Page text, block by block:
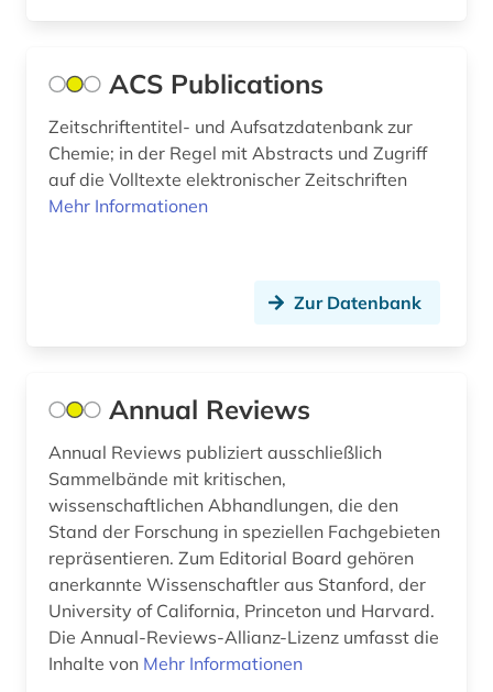
kongressbericht (1)
laser (1)
maschinenbau (3)
mathematik (1)
medizin (1)
medizintechnik (1)
mobilität (1)
mobilitätsforschung (1)
ACS Publications
Zeitschriftentitel- und Aufsatzdatenbank zur
Chemie; in der Regel mit Abstracts und Zugriff
auf die Volltexte elektronischer Zeitschriften
Mehr Informationen
Zur Datenbank
Annual Reviews
Annual Reviews publiziert ausschließlich
Sammelbände mit kritischen,
wissenschaftlichen Abhandlungen, die den
Stand der Forschung in speziellen Fachgebieten
repräsentieren. Zum Editorial Board gehören
anerkannte Wissenschaftler aus Stanford, der
University of California, Princeton und Harvard.
Die Annual-Reviews-Allianz-Lizenz umfasst die
Inhalte von Mehr Informationen